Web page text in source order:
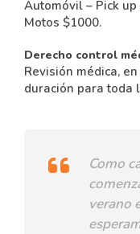
Automóvil – Pick up
Motos $1000.
Derecho control
Revisión médica,
duración para toda
Como
verano